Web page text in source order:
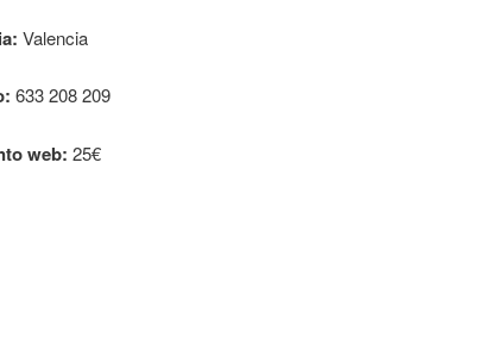
Valencia
633 208 209
web: 25€